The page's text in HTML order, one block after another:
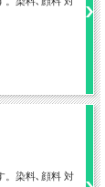
。染料､顔料 対